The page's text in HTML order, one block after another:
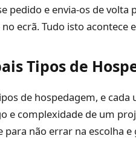
pedido e envia-os de
ecrã. Tudo isto acontece
Tipos de
de hospedagem, e
e complexidade de um
não errar na escolha